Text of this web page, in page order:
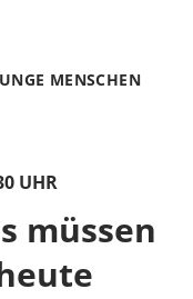
MENSCHEN
UHR
müssen